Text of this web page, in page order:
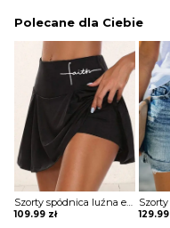
Polecane dla Ciebie
Szorty spódnica luźna elastyczna falowana obcisła w talii krótkie obcisłe Azaleea
109.99 zł 129.99